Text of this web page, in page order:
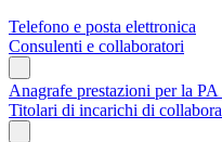
Telefono e posta elettronica
Consulenti e collaboratori
Anagrafe prestazioni per la PA
Titolari di incarichi di